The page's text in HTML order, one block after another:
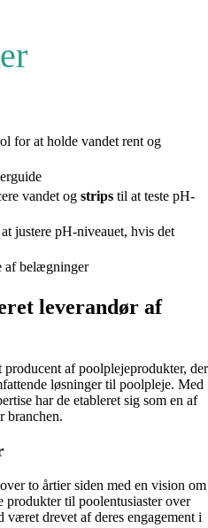
for at holde vandet rent og
vandet og strips til at teste pH-
justere pH-niveauet, hvis det
af belægninger
leverandør af
af poolplejeprodukter, der
løsninger til poolpleje. Med
har de etableret sig som en af
branchen.
to årtier siden med en vision om
til poolentusiaster over
drevet af deres engagement i